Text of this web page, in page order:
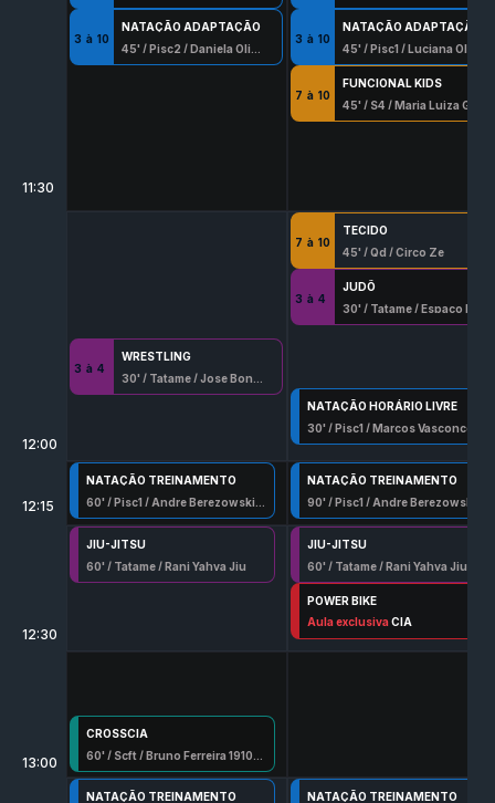
11:30
12:00
12:15
12:30
13:00
NATAÇÃO ADAPTAÇÃO
3 à 10
45' /Pisc2 /Daniela Oliveira 8337 - G/Df
WRESTLING
3 à 4
30' / Tatame/Jose Bonifacio Silva
NATAÇÃO TREINAMENTO
60' /Pisc1 / Andre Berezowski 003049 G/Df
JIU-JITSU
60' / Tatame/Rani Yahya Jiu
CROSSCIA
60' / Scft/Bruno Ferreira 1910-G/Df
NATAÇÃO TREINAMENTO
NATAÇÃO ADAPTAÇÃO
3 à 10
45' /Pisc1 /Luciana Oliveira Pinto
FUNCIONAL KIDS
7 à 10
45' / S4 /Maria Luiza Garcia
TECIDO
7 à 10
45' /Qd /Circo Ze
JUDÔ
3 à 4
30' / Tatame/Espaço Marques Judo
NATAÇÃO HORÁRIO LIVRE
30' /Pisc1 /Marcos Vasconcelos Aguirres
NATAÇÃO TREINAMENTO
90' /Pisc1 / Andre Berezowski 003049 G/Df
JIU-JITSU
60' / Tatame/Rani Yahya Jiu
POWER BIKE
50' /Spn/Pedro Henrique Ferreira
Aula exclusivaCIA
NATAÇÃO TREINAMENTO